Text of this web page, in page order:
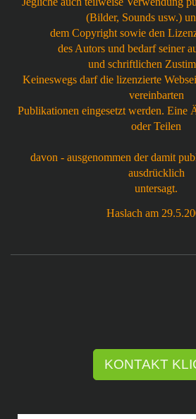
(Bilder, Sounds usw.)
dem Copyright sowie den
des Autors und bedarf seiner
und schriftlichen
Keineswegs darf die lizenzierte
vereinbarten
Publikationen eingesetzt werden. Eine
oder Teilen
davon - ausgenommen der damit
ausdrücklich
untersagt.
Haslach am
KONTAKT